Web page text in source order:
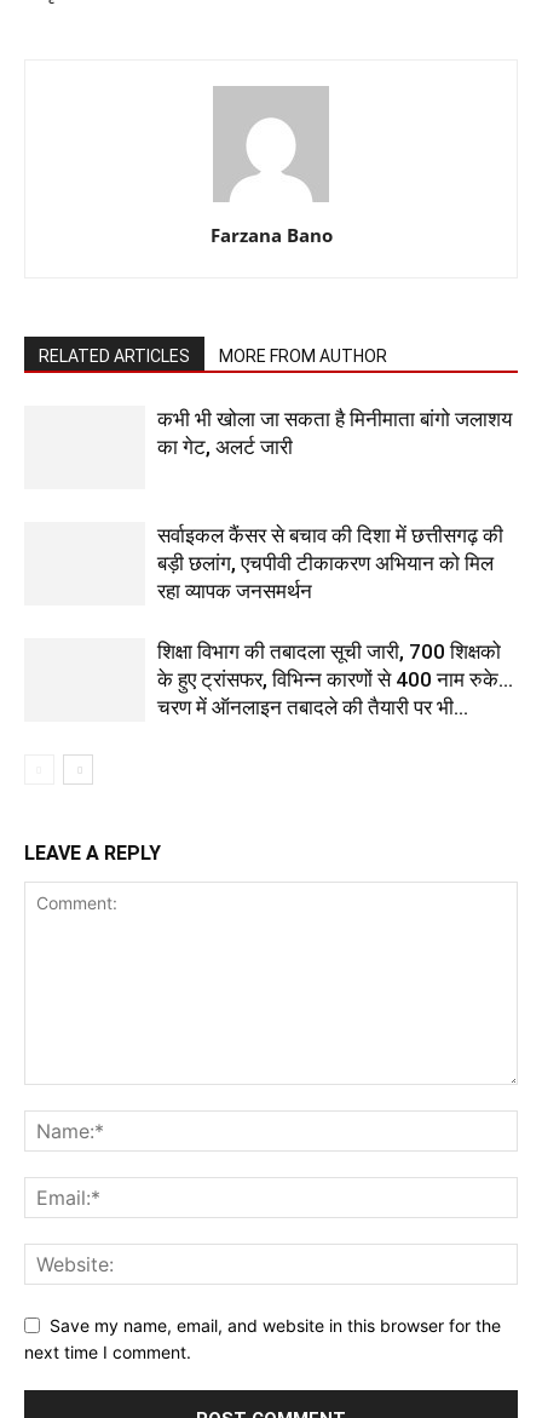
Farzana Bano
RELATED ARTICLES MORE FROM AUTHOR
कभी भी खोला जा सकता है मिनीमाता बांगो जलाशय
का गेट, अलर्ट जारी
सर्वाइकल कैंसर से बचाव की दिशा में छत्तीसगढ़ की
बड़ी छलांग, एचपीवी टीकाकरण अभियान को मिल
रहा व्यापक जनसमर्थन
शिक्षा विभाग की तबादला सूची जारी, 700 शिक्षको
के हुए ट्रांसफर, विभिन्न कारणों से 400 नाम रुके…
चरण में ऑनलाइन तबादले की तैयारी पर भी...
LEAVE A REPLY
Save my name, email, and website in this browser for the
next time I comment.